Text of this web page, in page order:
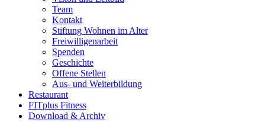
Team
Kontakt
Stiftung Wohnen im Alter
Freiwilligenarbeit
Spenden
Geschichte
Offene Stellen
Aus- und Weiterbildung
Restaurant
FITplus Fitness
Download & Archiv